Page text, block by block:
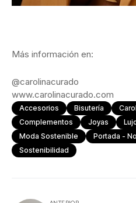
Más información en:
@carolinacurado
www.carolinacurado.com
Accesorios Bisutería
Complementos
Joyas
Moda Sostenible
Portada -
Sostenibilidad